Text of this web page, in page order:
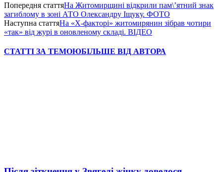
Попередня статтяНа Житомирщині відкрили пам\’ятний знак
загиблому в зоні АТО Олександру Іщуку. ФОТО
Наступна статтяНа «Х-факторі» житомирянин зібрав чотири
«так» від журі в оновленому складі. ВІДЕО
СТАТТІ ЗА ТЕМОЮБІЛЬШЕ ВІД АВТОРА